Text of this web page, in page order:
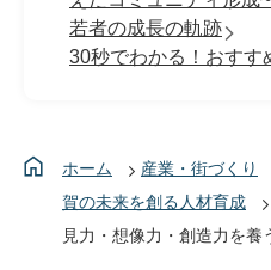
若者の成長の軌跡
30秒でわかる！おすす
ホーム 産業・街づくり
賀の未来を創る人材育成
見力・想像力・創造力を養